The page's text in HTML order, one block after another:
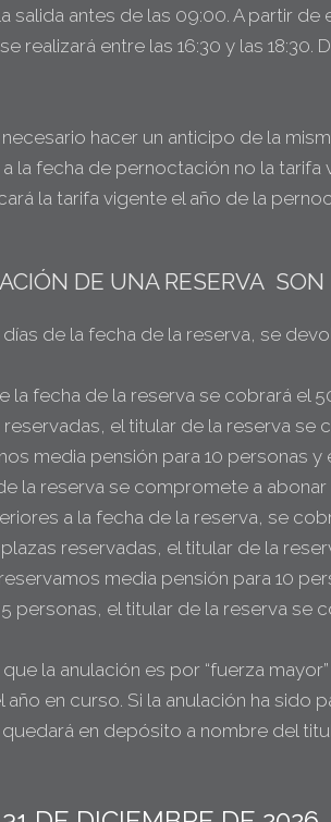
salida antes de las 09:00. A partir
realizará entre las 16:30 y las
hacer un anticipo de la
la fecha de pernoctación no la
la tarifa vigente el año de la
DE UNA RESERVA SON
días de la fecha de la reserva, se
la fecha de la reserva se cobrará
el titular de la reserva
media pensión para 10 personas
la reserva se compromete a
a la fecha de la reserva, se
reservadas, el titular de la
media pensión para 10
personas, el titular de la reserva se
la anulación es por “fuerza
en curso. Si la anulación ha sido
en depósito a nombre del